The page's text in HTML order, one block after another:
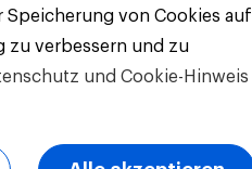
Speicherung von Cookies auf
zu verbessern und zu
und Cookie-Hinweis